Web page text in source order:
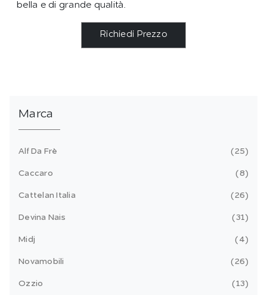
bella e di grande qualità.
Richiedi Prezzo
Marca
Alf Da Frè 25
Caccaro 8
Cattelan Italia 26
Devina Nais 31
Midj 4
Novamobili 26
Ozzio 13